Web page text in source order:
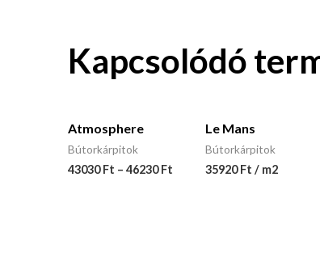
Kapcsolódó
Atmosphere
Bútorkárpitok
43030Ft – 46230Ft
Le Mans
Bútorkárpitok
35920 Ft / m2